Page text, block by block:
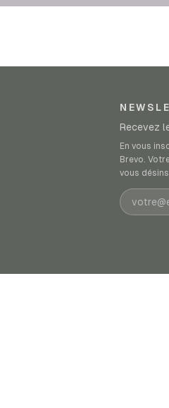
Recevez
En vous
Brevo.
vous
Adresse